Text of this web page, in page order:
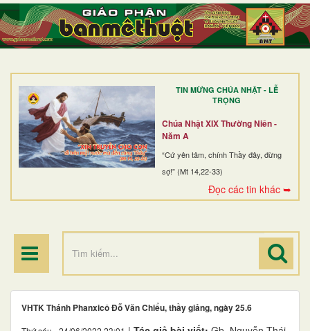
TIN MỪNG CHÚA NHẬT - LỄ
TRỌNG
Chúa Nhật XIX Thường Niên -
Năm A
“Cứ yên tâm, chính Thầy đây, đừng
sợ!” (Mt 14,22-33)
Đọc các tin khác ➥
TRANG NHẤT
GIỚI THIỆU
DÒNG TU
BAN MỤC VỤ
ĐOÀN THỂ CG
ĐIỂM HÀNH HƯƠNG
VHTK Thánh Phanxicô Ðỗ Văn Chiểu, thầy giảng, ngày 25.6